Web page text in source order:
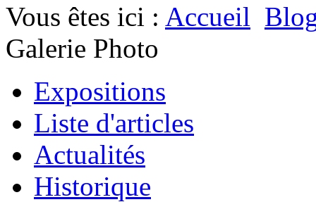
Vous êtes ici : Accueil
Galerie Photo
Expositions
Liste d'articles
Actualités
Historique